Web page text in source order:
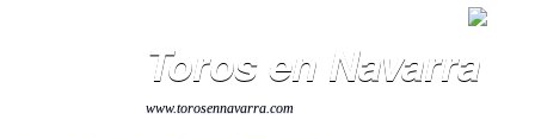
Toros en Navarra
www.torosennavarra.com